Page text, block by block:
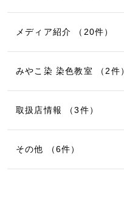
メディア紹介 （20件）
みやこ染 染色教室 （2件）
取扱店情報 （3件）
その他 （6件）